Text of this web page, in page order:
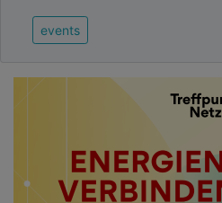
events